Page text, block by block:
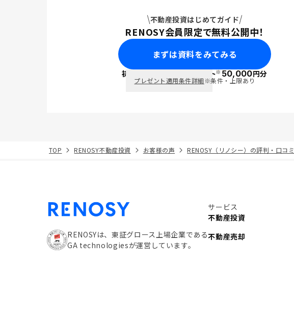
不動産投資はじめてガイド
RENOSY会員限定で無料公開中！
まずは資料をみてみる
初回面談で ポイント※50,000円分
プレゼント適用条件詳細※条件・上限あり
TOP RENOSY不動産投資 お客様の声 RENOSY（リノシー）の評判・口コミ
RENOSYは、東証グロース上場企業である
GA technologiesが運営しています。
サービス
不動産投資
不動産売却